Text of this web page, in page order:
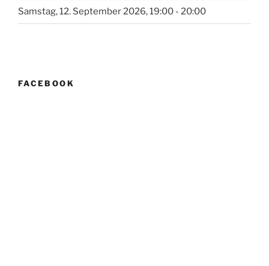
Samstag, 12. September 2026, 19:00 - 20:00
FACEBOOK